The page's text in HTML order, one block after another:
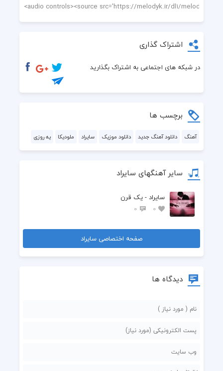
اشتراک گذاری
در شبکه های اجتماعی به اشتراک بگذارید
برچسب ها
آهنگ دانلود آهنگ جدید دانلود موزیک سایراد ملودیکا یه روزی
سایر آهنگهای سایراد
سایراد - یک قرن
0
0
صفحه اختصاصی سایراد
دیدگاه ها